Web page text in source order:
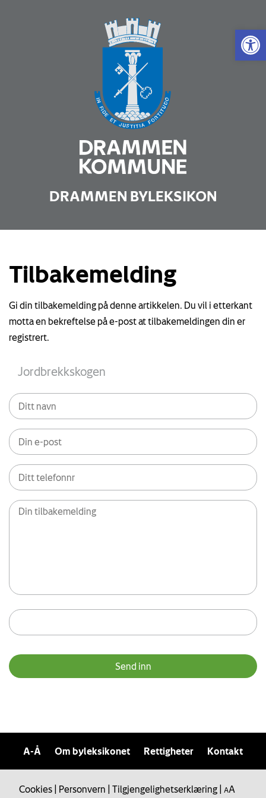
Vis
DRAMMEN BYLEKSIKON
Tilbakemelding
Gi din tilbakemelding på denne artikkelen. Du vil i etterkant
motta en bekreftelse på e-post at tilbakemeldingen din er
registrert.
A-Å Om byleksikonet Rettigheter Kontakt
Cookies Personvern Tilgjengelighetserklæring AA